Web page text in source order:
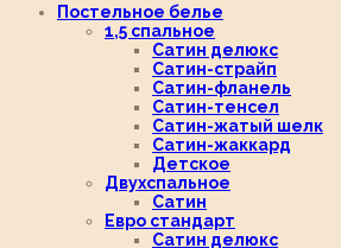
Постельное белье
1,5 спальное
Сатин делюкс
Сатин-страйп
Сатин-фланель
Сатин-тенсел
Сатин-жатый шелк
Сатин-жаккард
Детское
Двухспальное
Сатин
Евро стандарт
Сатин делюкс